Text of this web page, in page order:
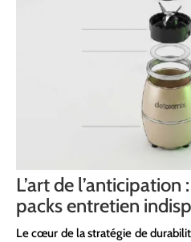
L’art de l’anticipation
packs entretien
Le cœur de la stratégie de